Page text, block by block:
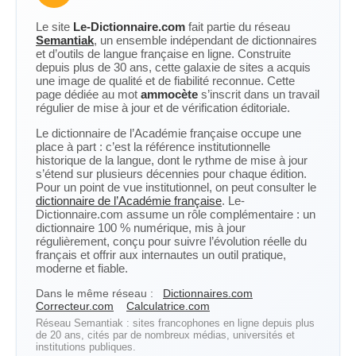
Le site Le-Dictionnaire.com fait partie du réseau
Semantiak, un ensemble indépendant de dictionnaires
et d’outils de langue française en ligne. Construite
depuis plus de 30 ans, cette galaxie de sites a acquis
une image de qualité et de fiabilité reconnue. Cette
page dédiée au mot ammocète s’inscrit dans un travail
régulier de mise à jour et de vérification éditoriale.
Le dictionnaire de l’Académie française occupe une
place à part : c’est la référence institutionnelle
historique de la langue, dont le rythme de mise à jour
s’étend sur plusieurs décennies pour chaque édition.
Pour un point de vue institutionnel, on peut consulter le
dictionnaire de l’Académie française. Le-
Dictionnaire.com assume un rôle complémentaire : un
dictionnaire 100 % numérique, mis à jour
régulièrement, conçu pour suivre l’évolution réelle du
français et offrir aux internautes un outil pratique,
moderne et fiable.
Dans le même réseau :
Dictionnaires.com
Correcteur.com
Calculatrice.com
Réseau Semantiak : sites francophones en ligne depuis plus
de 20 ans, cités par de nombreux médias, universités et
institutions publiques.